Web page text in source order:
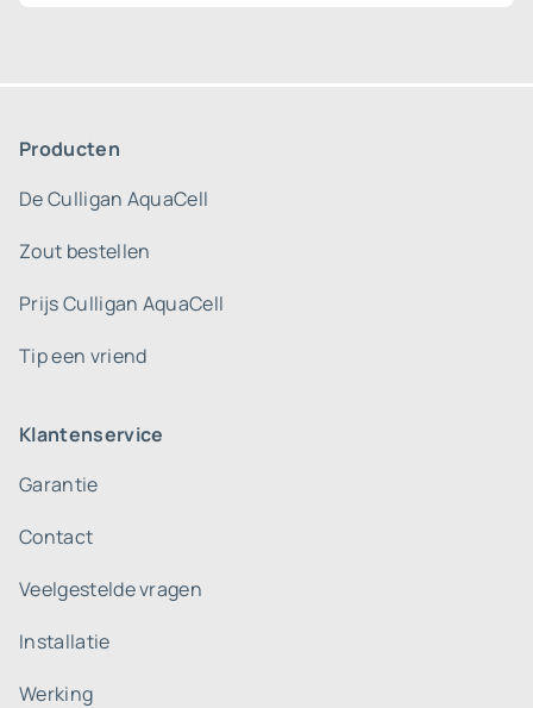
Producten
De Culligan AquaCell
Zout bestellen
Prijs Culligan AquaCell
Tip een vriend
Klantenservice
Garantie
Contact
Veelgestelde vragen
Installatie
Werking